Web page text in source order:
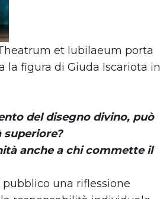
et Iubilaeum porta
la figura di Giuda Iscariota in
del disegno divino, può
superiore?
anche a chi commette il
una riflessione